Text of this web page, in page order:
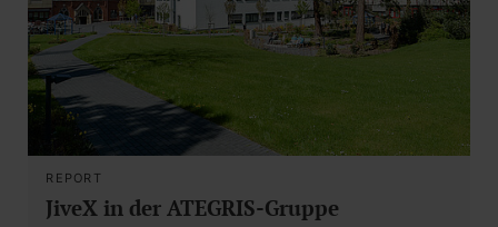
REPORT
JiveX in der ATEGRIS-Gruppe